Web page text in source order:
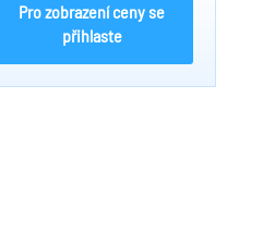
Pro zobrazení ceny se
přihlaste